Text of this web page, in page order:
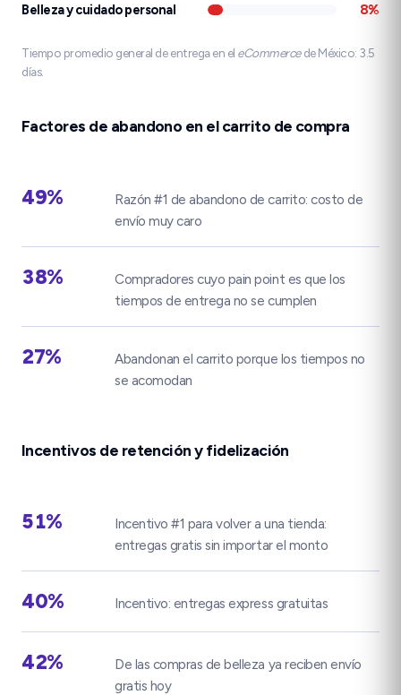
Belleza y cuidado personal 8%
Tiempo promedio general de entrega en el eCommercede México: 3.5
días.
Factores de abandono en el carrito de compra
49%
Razón #1 de abandono de carrito: costo de
envío muy caro
38%
Compradores cuyo pain point es que los
tiempos de entrega no se cumplen
27%
Abandonan el carrito porque los tiempos no
se acomodan
Incentivos de retención y fidelización
51%
Incentivo #1 para volver a una tienda:
entregas gratis sin importar el monto
40% Incentivo: entregas express gratuitas
42%
De las compras de belleza ya reciben envío
gratis hoy